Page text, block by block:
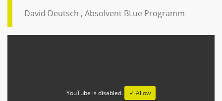
David Deutsch , Absolvent BLue Programm
YouTube is disabled. ✓ Allow